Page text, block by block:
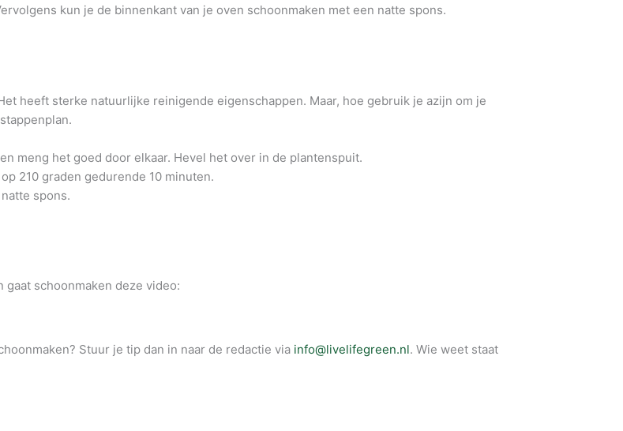
kun je de binnenkant van je oven schoonmaken met een natte spons.
heeft sterke natuurlijke reinigende eigenschappen. Maar, hoe gebruik je azijn om je
meng het goed door elkaar. Hevel het over in de plantenspuit.
210 graden gedurende 10 minuten.
spons.
schoonmaken deze video:
Stuur je tip dan in naar de redactie via info@livelifegreen.nl. Wie weet staat